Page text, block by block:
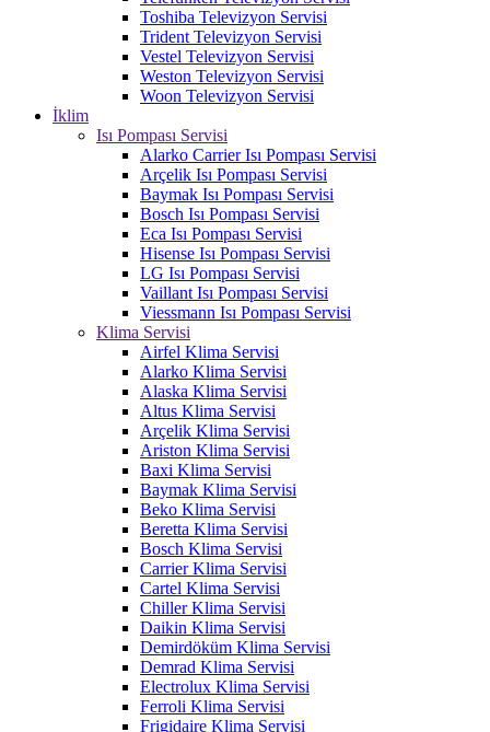
Toshiba Televizyon Servisi
Trident Televizyon Servisi
Vestel Televizyon Servisi
Weston Televizyon Servisi
Woon Televizyon Servisi
İklim
Isı Pompası Servisi
Alarko Carrier Isı Pompası Servisi
Arçelik Isı Pompası Servisi
Baymak Isı Pompası Servisi
Bosch Isı Pompası Servisi
Eca Isı Pompası Servisi
Hisense Isı Pompası Servisi
LG Isı Pompası Servisi
Vaillant Isı Pompası Servisi
Viessmann Isı Pompası Servisi
Klima Servisi
Airfel Klima Servisi
Alarko Klima Servisi
Alaska Klima Servisi
Altus Klima Servisi
Arçelik Klima Servisi
Ariston Klima Servisi
Baxi Klima Servisi
Baymak Klima Servisi
Beko Klima Servisi
Beretta Klima Servisi
Bosch Klima Servisi
Carrier Klima Servisi
Cartel Klima Servisi
Chiller Klima Servisi
Daikin Klima Servisi
Demirdöküm Klima Servisi
Demrad Klima Servisi
Electrolux Klima Servisi
Ferroli Klima Servisi
Frigidaire Klima Servisi